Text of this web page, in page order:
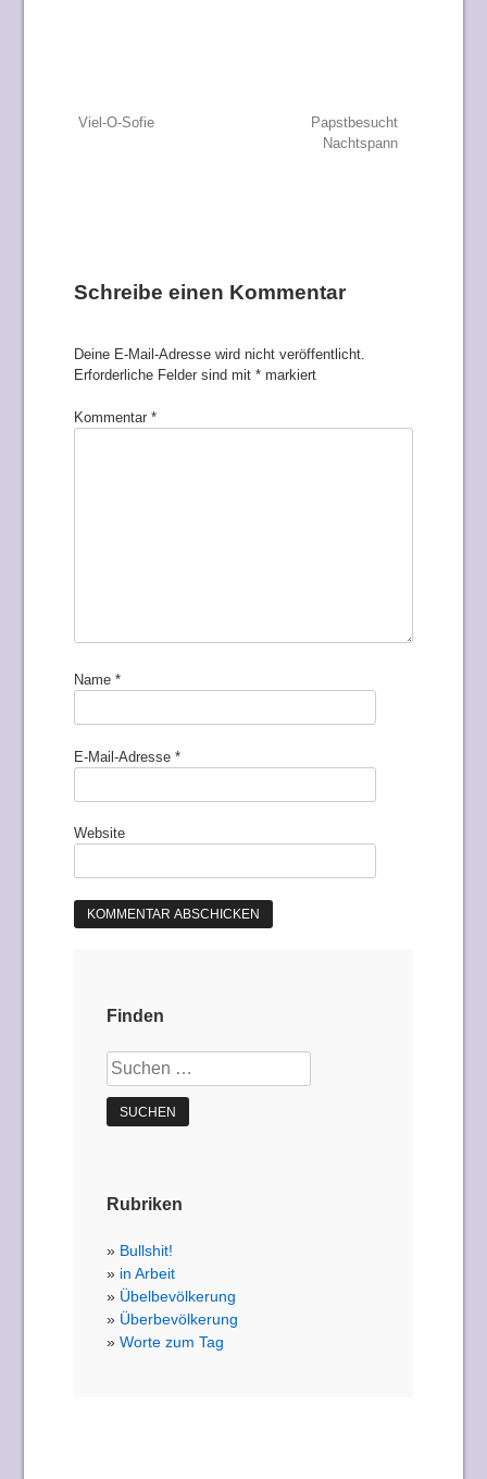
Beitragsnavigation
Viel-O-Sofie
Papstbesucht
Nachtspann
Schreibe einen Kommentar
Deine E-Mail-Adresse wird nicht veröffentlicht.
Erforderliche Felder sind mit* markiert
Kommentar*
Name*
E-Mail-Adresse*
Website
Finden
Suchen
nach:
Rubriken
Bullshit!
in Arbeit
Übelbevölkerung
Überbevölkerung
Worte zum Tag